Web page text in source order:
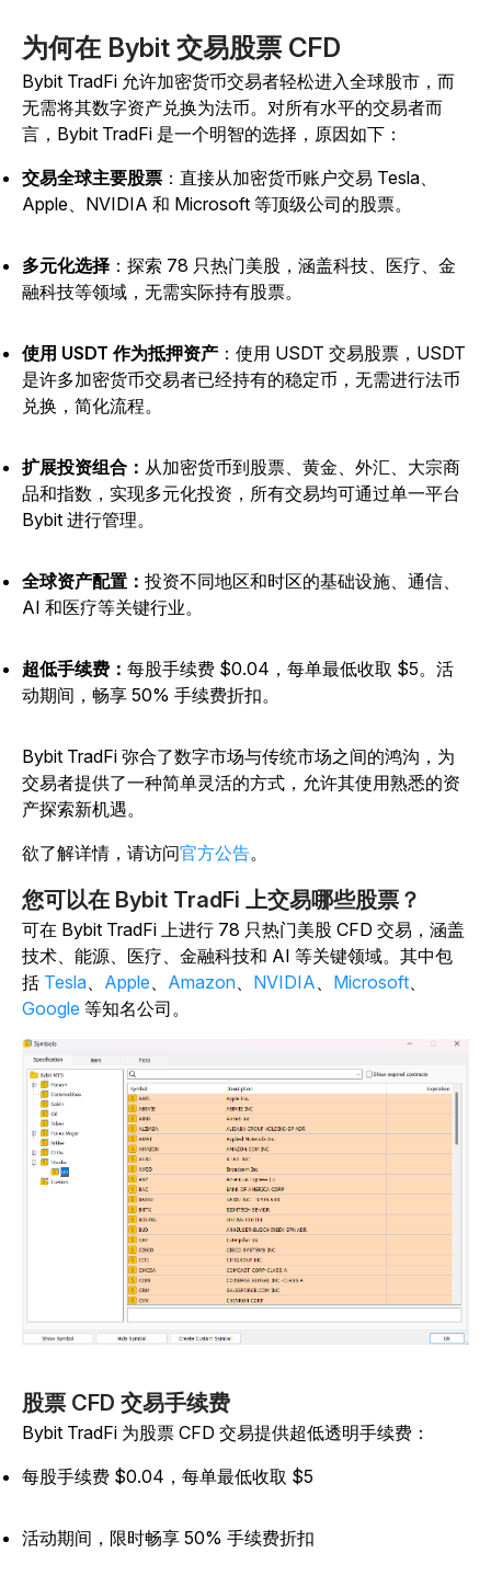
为何在 Bybit 交易股票 CFD
Bybit TradFi 允许加密货币交易者轻松进入全球股市，而
无需将其数字资产兑换为法币。对所有水平的交易者而
言，Bybit TradFi 是一个明智的选择，原因如下：
交易全球主要股票 ：直接从加密货币账户交易 Tesla、
Apple、NVIDIA 和 Microsoft 等顶级公司的股票。
多元化选择 ：探索 78 只热门美股，涵盖科技、医疗、金
融科技等领域，无需实际持有股票。
使用 USDT 作为抵押资产 ：使用 USDT 交易股票，USDT
是许多加密货币交易者已经持有的稳定币，无需进行法币
兑换，简化流程。
扩展投资组合： 从加密货币到股票、黄金、外汇、大宗商
品和指数，实现多元化投资，所有交易均可通过单一平台
Bybit 进行管理。
全球资产配置： 投资不同地区和时区的基础设施、通信、
AI 和医疗等关键行业。
超低手续费： 每股手续费 $0.04，每单最低收取 $5。活
动期间，畅享 50% 手续费折扣。
Bybit TradFi 弥合了数字市场与传统市场之间的鸿沟，为
交易者提供了一种简单灵活的方式，允许其使用熟悉的资
产探索新机遇。
欲了解详情，请访问官方公告。
您可以在 Bybit TradFi 上交易哪些股票？
可在 Bybit TradFi 上进行 78 只热门美股 CFD 交易，涵盖
技术、能源、医疗、金融科技和 AI 等关键领域。其中包
括 Tesla、 Apple、 Amazon、 NVIDIA、 Microsoft、
Google 等知名公司。
股票 CFD 交易手续费
Bybit TradFi 为股票 CFD 交易提供超低透明手续费：
每股手续费 $0.04，每单最低收取 $5
活动期间，限时畅享 50% 手续费折扣